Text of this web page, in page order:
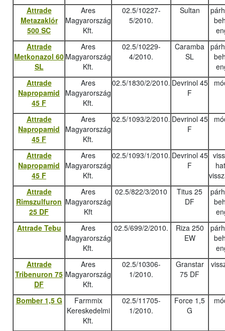
Attrade
Metazaklór
500 SC
Ares
Magyarország
Kft.
02.5/10227-
5/2010.
Sultan
Attrade
Metkonazol 60
SL
Ares
Magyarország
Kft.
02.5/10229-
4/2010.
Caramba
SL
Attrade
Napropamid
45 F
Ares
Magyarország
Kft.
02.5/1830/2/2010. Devrinol 45
F
Attrade
Napropamid
45 F
Ares
Magyarország
Kft.
02.5/1093/2/2010. Devrinol 45
F
Attrade
Napropamid
45 F
Ares
Magyarország
Kft.
02.5/1093/1/2010. Devrinol 45
F
Attrade
Rimszulfuron
25 DF
Ares
Magyarország
Kft
02.5/822/3/2010
Titus 25
DF
Attrade Tebu
Ares
Magyarország
Kft.
02.5/699/2/2010.
Riza 250
EW
Attrade
Tribenuron 75
DF
Ares
Magyarország
Kft.
02.5/10306-
1/2010.
Granstar
75 DF
Bomber 1,5 G
Farmmix
Kereskedelmi
Kft.
02.5/11705-
1/2010.
Force 1,5
G